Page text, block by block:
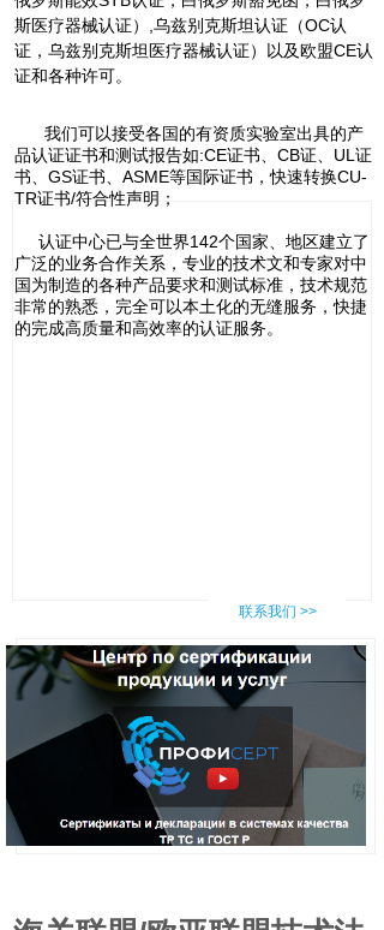
斯医疗器械认证）,乌兹别克斯坦认证（OC认
证，乌兹别克斯坦医疗器械认证）以及欧盟CE认
证和各种许可。
我们可以接受各国的有资质实验室出具的产
品认证证书和测试报告如:CE证书、CB证、UL证
书、GS证书、ASME等国际证书，快速转换CU-
TR证书/符合性声明；
认证中心已与全世界142个国家、地区建立了
广泛的业务合作关系，专业的技术文和专家对中
国为制造的各种产品要求和测试标准，技术规范
非常的熟悉，完全可以本土化的无缝服务，快捷
的完成高质量和高效率的认证服务。
联系我们 >>